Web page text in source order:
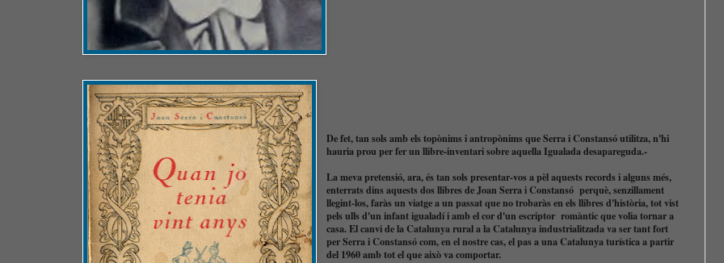
De fet, tan sols amb els topònims i antropònims que Serra i Constansó utilitza, n'hi
hauria prou per fer un llibre-inventari sobre aquella Igualada desapareguda.-
La meva pretensió, ara, és tan sols presentar-vos a pèl aquests records i alguns més,
enterrats dins aquests dos llibres de Joan Serra i Constansó perquè, senzillament
llegint-los, faràs un viatge a un passat que no trobaràs en els llibres d'història, tot vist
pels ulls d'un infant igualadí i amb el cor d'un escriptor romàntic que volia tornar a
casa. El canvi de la Catalunya rural a la Catalunya industrialitzada va ser tant fort
per Serra i Constansó com, en el nostre cas, el pas a una Catalunya turística a partir
del 1960 amb tot el que això va comportar.